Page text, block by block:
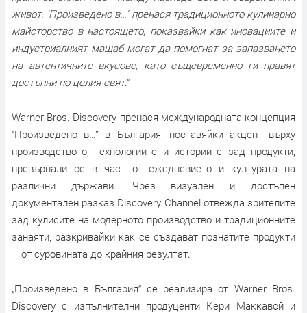
живот. ‘Произведено в…’ пренася традиционното кулинарно
майсторство в настоящето, показвайки как иновациите и
индустриалният мащаб могат да помогнат за запазването
на автентичните вкусове, като същевременно ги правят
достъпни по целия свят.“
Warner Bros. Discovery пренася международната концепция
“Произведено в…” в България, поставяйки акцент върху
производството, технологиите и историите зад продукти,
превърнали се в част от ежедневието и културата на
различни държави. Чрез визуален и достъпен
документален разказ Discovery Channel отвежда зрителите
зад кулисите на модерното производство и традиционните
занаяти, разкривайки как се създават познатите продукти
– от суровината до крайния резултат.
„Произведено в България“ се реализира от Warner Bros.
Discovery с изпълнителни продуценти Кери Маккавой и